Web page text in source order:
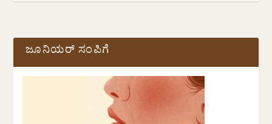
ಜೂನಿಯರ್ ಸಂಪಿಗೆ